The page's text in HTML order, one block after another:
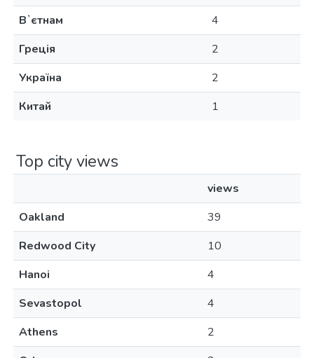
Вʼєтнам
4
Греція
2
Україна
2
Китай
1
Top city views
views
Oakland
39
Redwood City
10
Hanoi
4
Sevastopol
4
Athens
2